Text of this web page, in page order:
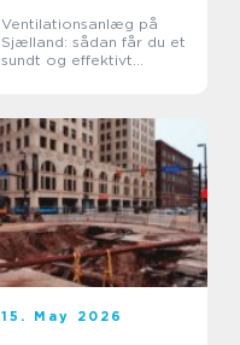
Ventilationsanlæg på
Sjælland: sådan får du et
sundt og effektivt
15. May 2026